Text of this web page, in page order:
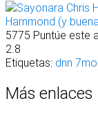
Hammond (y
5775 Puntúe este
2.8
Etiquetas: dnn 7
Más enlaces